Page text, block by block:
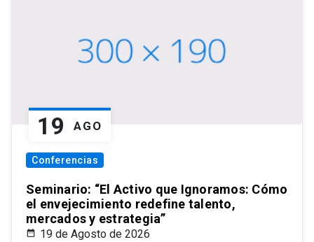
19 AGO
Conferencias
Seminario: “El Activo que Ignoramos: Cómo
el envejecimiento redefine talento,
mercados y estrategia”
19 de Agosto de 2026